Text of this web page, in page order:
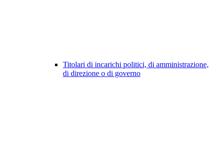
Titolari di incarichi politici, di amministrazione,
di direzione o di governo